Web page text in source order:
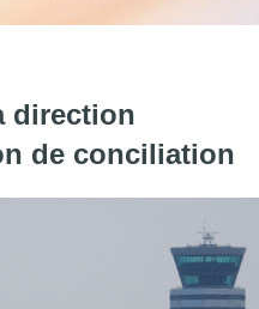
"Pas d’accord après la
direction
de conciliation